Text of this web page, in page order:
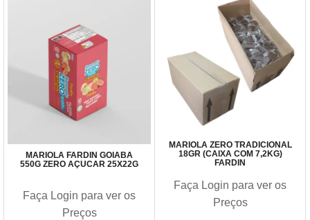
MARIOLA FARDIN GOIABA
550G ZERO AÇUCAR 25X22G
Faça Login para ver os
Preços
MARIOLA ZERO TRADICIONAL
18GR (CAIXA COM 7,2KG)
FARDIN
Faça Login para ver os
Preços